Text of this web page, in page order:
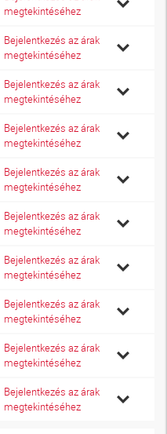
megtekintéséhez
Bejelentkezés az árak
megtekintéséhez
Bejelentkezés az árak
megtekintéséhez
Bejelentkezés az árak
megtekintéséhez
Bejelentkezés az árak
megtekintéséhez
Bejelentkezés az árak
megtekintéséhez
Bejelentkezés az árak
megtekintéséhez
Bejelentkezés az árak
megtekintéséhez
Bejelentkezés az árak
megtekintéséhez
Bejelentkezés az árak
megtekintéséhez